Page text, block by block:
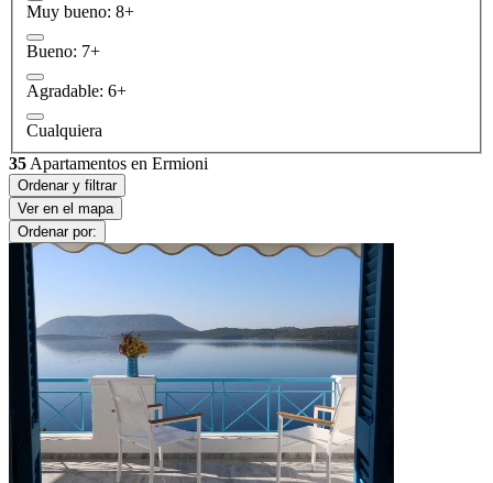
Muy bueno: 8+
Bueno: 7+
Agradable: 6+
Cualquiera
35 Apartamentos en Ermioni
Ordenar y filtrar
Ver en el mapa
Ordenar por: